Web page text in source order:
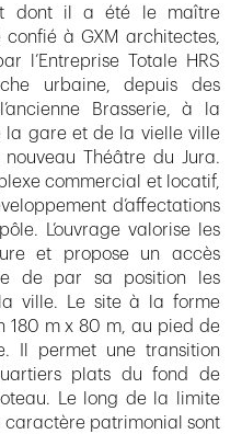
dont il a été le maître
à GXM architectes,
l’Entreprise Totale HRS
urbaine, depuis des
Brasserie, à la
la gare et de la vielle ville
Théâtre du Jura.
commercial et locatif,
d’affectations
L’ouvrage valorise les
et propose un accès
de par sa position les
ville. Le site à la forme
180 m x 80 m, au pied de
Il permet une transition
plats du fond de
Le long de la limite
caractère patrimonial sont